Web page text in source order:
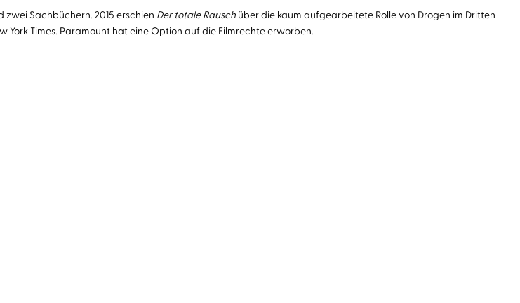
zwei Sachbüchern. 2015 erschien Der totale Rauschüber die kaum aufgearbeitete Rolle von Drogen im Dritten
York Times. Paramount hat eine Option auf die Filmrechte erworben.